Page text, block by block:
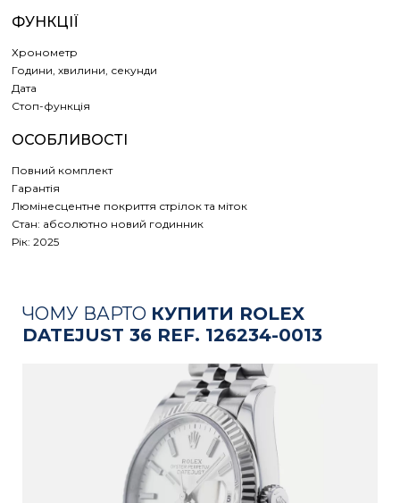
ФУНКЦІЇ
Хронометр
Години, хвилини, секунди
Дата
Cтоп-функція
ОСОБЛИВОСТІ
Повний комплект
Гарантія
Люмінесцентне покриття стрілок та міток
Стан: абсолютно новий годинник
Рік: 2025
ЧОМУ ВАРТО КУПИТИ ROLEX
DATEJUST 36 REF. 126234-0013